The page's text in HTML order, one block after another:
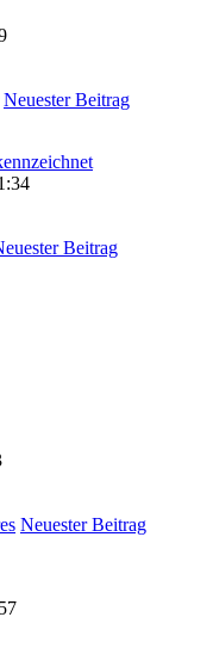
Neuester Beitrag
Beitrag
Neuester Beitrag